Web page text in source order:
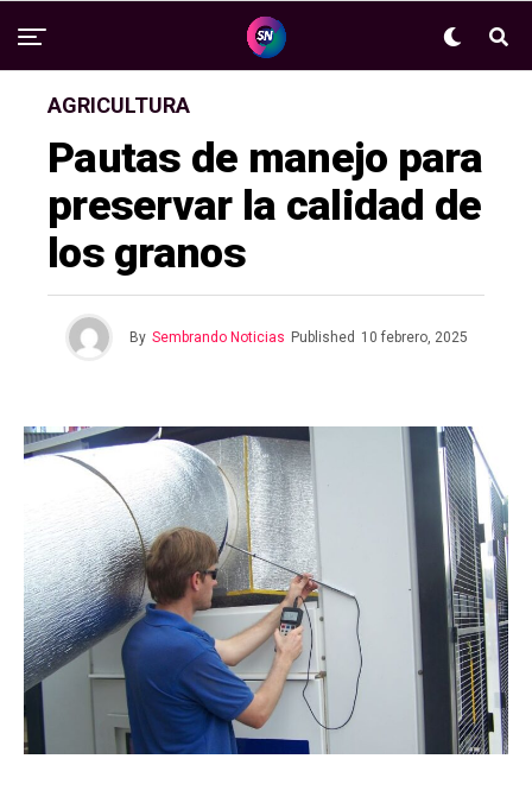
AGRICULTURA
Pautas de manejo para
preservar la calidad de
los granos
By Sembrando Noticias Published 10 febrero, 2025